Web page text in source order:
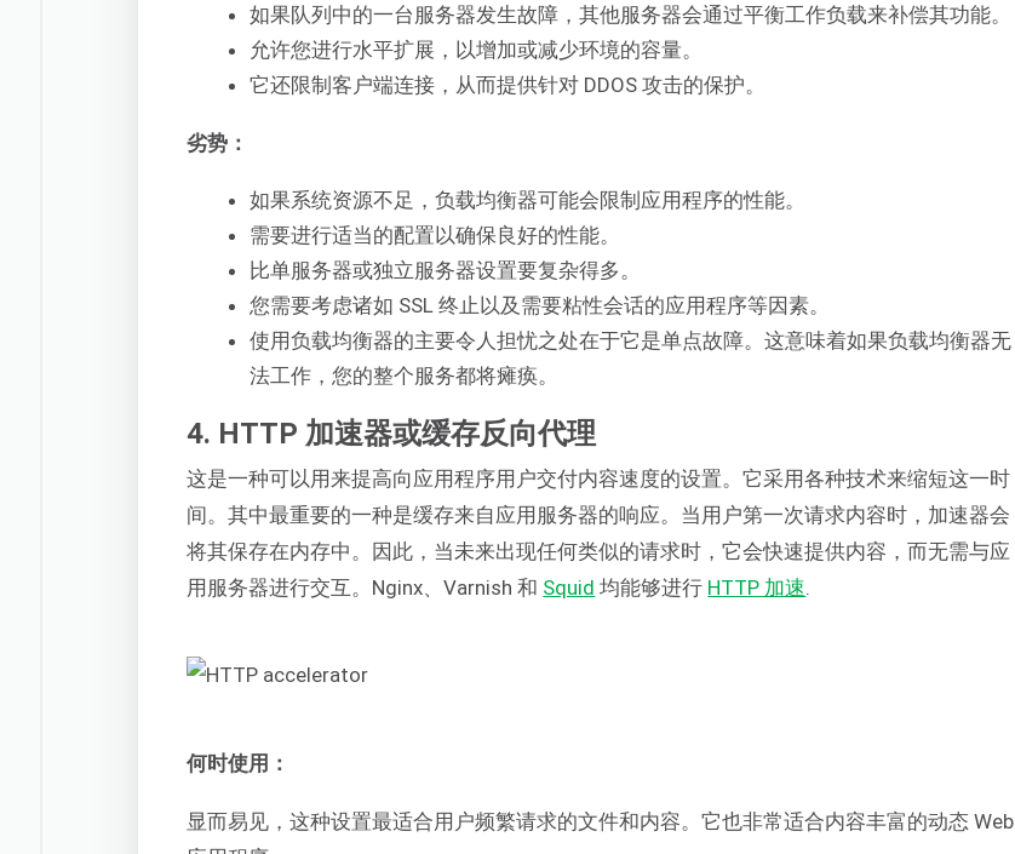
如果队列中的一台服务器发生故障，其他服务器会通过平衡工作负载来补偿其功能。
允许您进行水平扩展，以增加或减少环境的容量。
它还限制客户端连接，从而提供针对 DDOS 攻击的保护。
劣势：
如果系统资源不足，负载均衡器可能会限制应用程序的性能。
需要进行适当的配置以确保良好的性能。
比单服务器或独立服务器设置要复杂得多。
您需要考虑诸如 SSL 终止以及需要粘性会话的应用程序等因素。
使用负载均衡器的主要令人担忧之处在于它是单点故障。这意味着如果负载均衡器无
法工作，您的整个服务都将瘫痪。
4. HTTP 加速器或缓存反向代理
这是一种可以用来提高向应用程序用户交付内容速度的设置。它采用各种技术来缩短这一时
间。其中最重要的一种是缓存来自应用服务器的响应。当用户第一次请求内容时，加速器会
将其保存在内存中。因此，当未来出现任何类似的请求时，它会快速提供内容，而无需与应
用服务器进行交互。Nginx、Varnish 和 Squid 均能够进行 HTTP 加速
何时使用：
显而易见，这种设置最适合用户频繁请求的文件和内容。它也非常适合内容丰富的动态 Web